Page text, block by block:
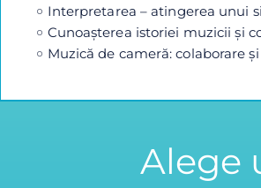
Interpretarea – atingerea unui
Cunoașterea istoriei muzicii și
Muzică de cameră: colaborare
Alege